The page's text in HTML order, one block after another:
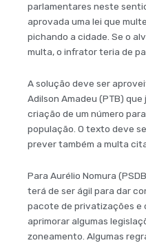
parlamentares neste
aprovada uma lei que
pichando a cidade. Se o
multa, o infrator teria de
A solução deve ser
Adilson Amadeu (PTB)
criação de um número
população. O texto deve
prever também a multa
Para Aurélio Nomura
terá de ser ágil para dar
pacote de privatizações e
aprimorar algumas
zoneamento. Algumas